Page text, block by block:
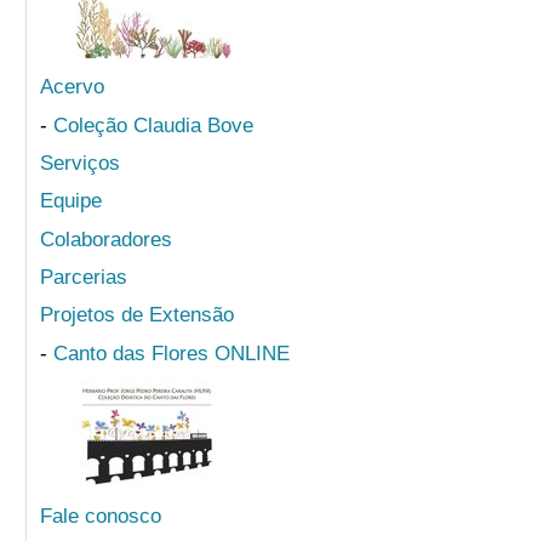
Acervo
-Coleção Claudia Bove
Serviços
Equipe
Colaboradores
Parcerias
Projetos de Extensão
-Canto das Flores ONLINE
Fale conosco